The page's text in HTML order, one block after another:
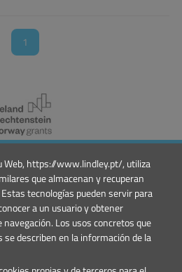
Web, https://www.lindley.pt/, utiliza
que almacenan y recuperan
tecnologías pueden servir para
a un usuario y obtener
Los usos concretos que
describen en la información de la
1